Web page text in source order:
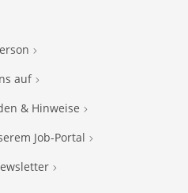
auf
& Hinweise
Job-Portal